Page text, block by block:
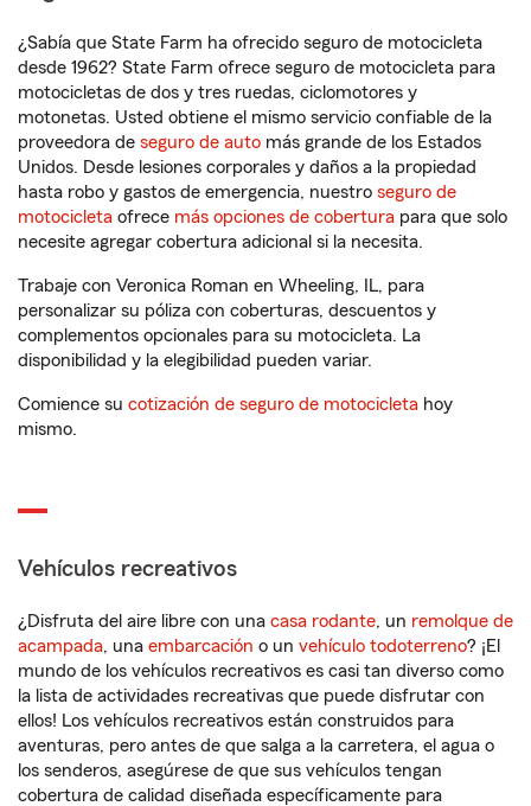
¿Sabía que State Farm ha ofrecido seguro de motocicleta
desde 1962? State Farm ofrece seguro de motocicleta para
motocicletas de dos y tres ruedas, ciclomotores y
motonetas. Usted obtiene el mismo servicio confiable de la
proveedora de seguro de auto más grande de los Estados
Unidos. Desde lesiones corporales y daños a la propiedad
hasta robo y gastos de emergencia, nuestro seguro de
motocicleta ofrece más opciones de cobertura para que solo
necesite agregar cobertura adicional si la necesita.
Trabaje con Veronica Roman en Wheeling, IL, para
personalizar su póliza con coberturas, descuentos y
complementos opcionales para su motocicleta. La
disponibilidad y la elegibilidad pueden variar.
Comience su cotización de seguro de motocicleta hoy
mismo.
Vehículos recreativos
¿Disfruta del aire libre con una casa rodante, un remolque de
acampada, una embarcación o un vehículo todoterreno? ¡El
mundo de los vehículos recreativos es casi tan diverso como
la lista de actividades recreativas que puede disfrutar con
ellos! Los vehículos recreativos están construidos para
aventuras, pero antes de que salga a la carretera, el agua o
los senderos, asegúrese de que sus vehículos tengan
cobertura de calidad diseñada específicamente para